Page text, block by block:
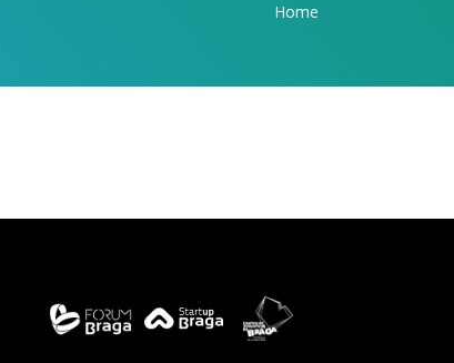
Home